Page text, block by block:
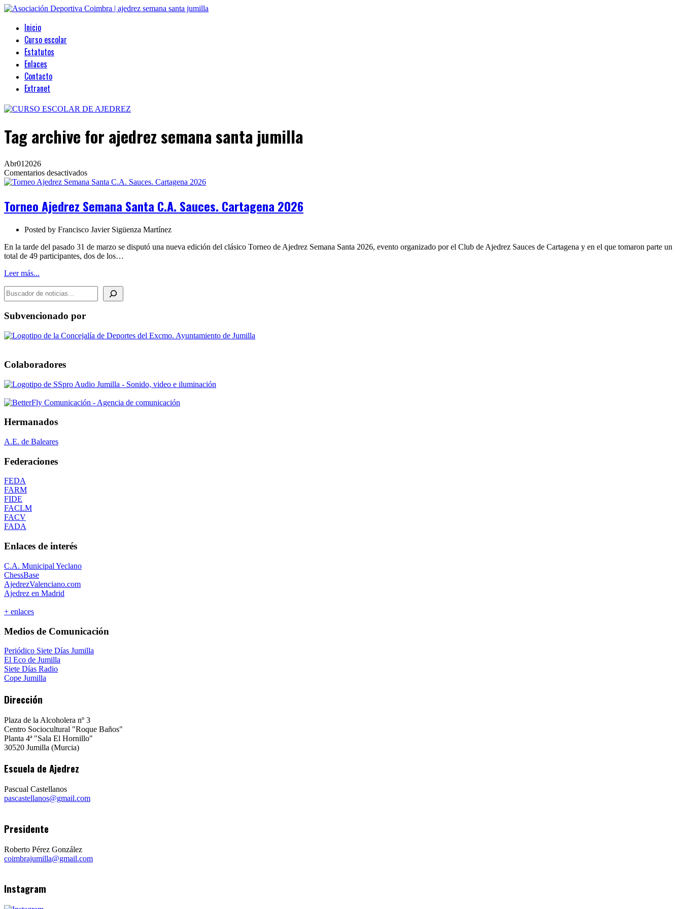
Inicio
Curso escolar
Estatutos
Enlaces
Contacto
Extranet
Tag archive for ajedrez semana santa jumilla
Abr01 2026
Comentarios desactivadosen
Torneo
Santa
Sauces.
Cartagena
2026
Torneo Ajedrez Semana Santa C.A. Sauces. Cartagena 2026
Posted by Francisco Javier Sigüenza Martínez
En la tarde del pasado 31 de marzo se disputó una nueva edición del clásico Torneo de Ajedrez Semana Santa 2026, evento organizado por el Club de Ajedrez Sauces de Cartagena y en el que tomaron parte un
total de 49 participantes, dos de los…
Leer más...
BUSCADOR DE NOTICIAS
Subvencionado por
Colaboradores
Hermanados
A.E. de Baleares
Federaciones
FEDA
FARM
FIDE
FACLM
FACV
FADA
Enlaces de interés
C.A. Municipal Yeclano
ChessBase
AjedrezValenciano.com
Ajedrez en Madrid
+ enlaces
Medios de Comunicación
Periódico Siete Días Jumilla
El Eco de Jumilla
Siete Días Radio
Cope Jumilla
Dirección
Plaza de la Alcoholera nº 3
Centro Sociocultural "Roque Baños"
Planta 4ª "Sala El Hornillo"
30520 Jumilla (Murcia)
Escuela de Ajedrez
Pascual Castellanos
pascastellanos@gmail.com
Presidente
Roberto Pérez González
coimbrajumilla@gmail.com
Instagram